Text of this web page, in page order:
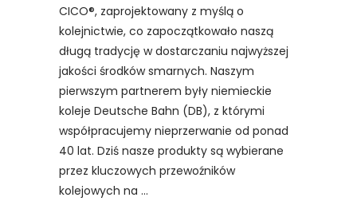
CICO®, zaprojektowany z myślą o
kolejnictwie, co zapoczątkowało naszą
długą tradycję w dostarczaniu najwyższej
jakości środków smarnych. Naszym
pierwszym partnerem były niemieckie
koleje Deutsche Bahn (DB), z którymi
współpracujemy nieprzerwanie od ponad
40 lat. Dziś nasze produkty są wybierane
przez kluczowych przewoźników
kolejowych na